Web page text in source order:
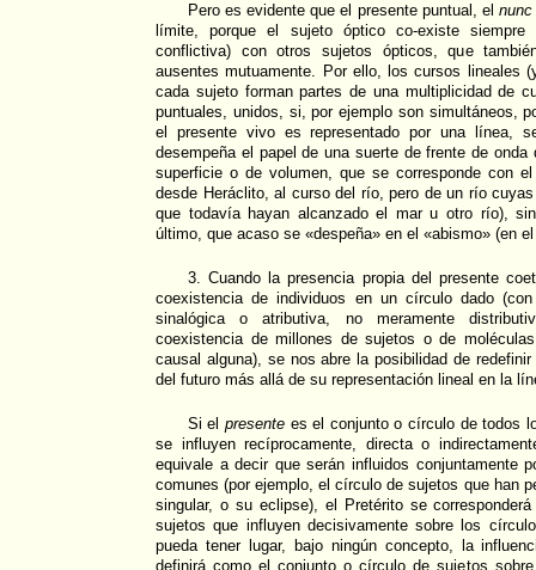
Pero es evidente que el presente puntual, elnunc
límite, porque el sujeto óptico co-existe
conflictiva) con otros sujetos ópticos, que
ausentes mutuamente. Por ello, los cursos lineales
cada sujeto forman partes de una multiplicidad de
puntuales, unidos, si, por ejemplo son simultáneos,
el presente vivo es representado por una línea,
desempeña el papel de una suerte de frente de
superficie o de volumen, que se corresponde con
desde Heráclito, al curso del río, pero de un río
que todavía hayan alcanzado el mar u otro río),
último, que acaso se «despeña» en el «abismo» (en
3. Cuando la presencia propia del presente
coexistencia de individuos en un círculo dado
sinalógica o atributiva, no meramente
coexistencia de millones de sujetos o de
causal alguna), se nos abre la posibilidad de
del futuro más allá de su representación lineal en la
Si el presentees el conjunto o círculo de todos
se influyen recíprocamente, directa o
equivale a decir que serán influidos conjuntamente
comunes (por ejemplo, el círculo de sujetos que han
singular, o su eclipse), el Pretérito se
sujetos que influyen decisivamente sobre los
pueda tener lugar, bajo ningún concepto, la
definirá como el conjunto o círculo de sujetos